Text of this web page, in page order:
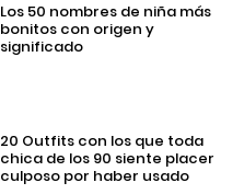
Los 50 nombres de niña más
bonitos con origen y
significado
20 Outfits con los que toda
chica de los 90 siente placer
culposo por haber usado